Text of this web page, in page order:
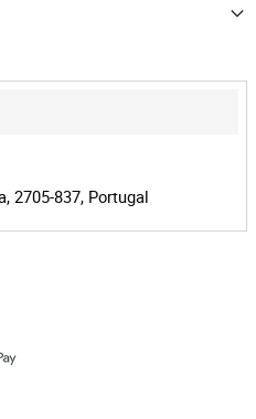
2705-837, Portugal